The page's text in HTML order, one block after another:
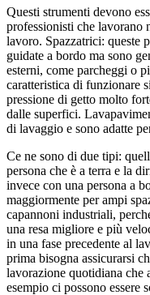
Questi strumenti devono
professionisti che lavorano
lavoro. Spazzatrici: queste
guidate a bordo ma sono
esterni, come parcheggi o
caratteristica di funzionare
pressione di getto molto
dalle superfici.
di lavaggio e sono adatte
Ce ne sono di due tipi:
persona che è a terra e la
invece con una persona a
maggiormente per ampi
capannoni industriali,
una resa migliore e più
in una fase precedente al
prima bisogna assicurarsi
lavorazione quotidiana che
esempio ci possono essere